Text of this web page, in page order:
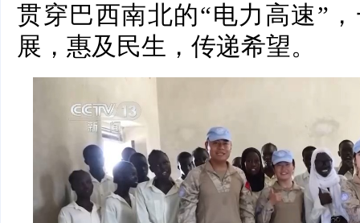
贯穿巴西南北的“电力高速”
展，惠及民生，传递希望。